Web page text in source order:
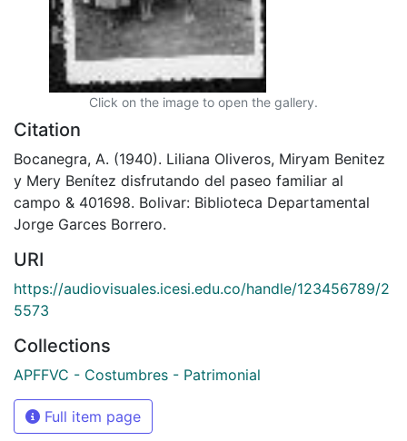
Click on the image to open the gallery.
Citation
Bocanegra, A. (1940). Liliana Oliveros, Miryam Benitez
y Mery Benítez disfrutando del paseo familiar al
campo & 401698. Bolivar: Biblioteca Departamental
Jorge Garces Borrero.
URI
https://audiovisuales.icesi.edu.co/handle/123456789/2
5573
Collections
APFFVC - Costumbres - Patrimonial
Full item page